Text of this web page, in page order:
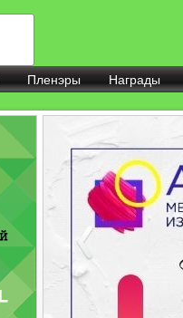
Пленэры Награды